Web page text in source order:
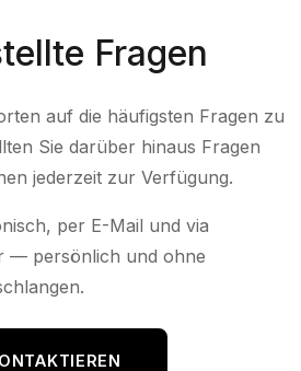
Fragen
auf die häufigsten Fragen zu
Sie darüber hinaus Fragen
jederzeit zur Verfügung.
per E-Mail und via
— persönlich und ohne